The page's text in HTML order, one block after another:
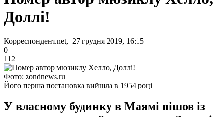
Доллі!
Корреспондент.net, 27 грудня 2019, 16:15
0
112
Фото: zondnews.ru
Його перша постановка вийшла в 1954 році
У власному будинку в Маямі пішов із